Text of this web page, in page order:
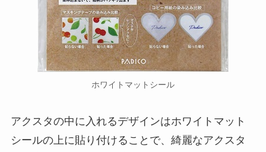
ホワイトマットシール
アクスタの中に入れるデザインはホワイトマット
シールの上に貼り付けることで、綺麗なアクスタ